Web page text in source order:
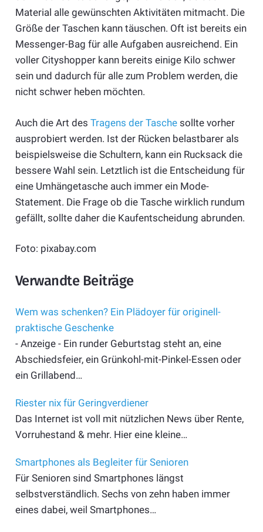
Material alle gewünschten Aktivitäten mitmacht. Die
Größe der Taschen kann täuschen. Oft ist bereits ein
Messenger-Bag für alle Aufgaben ausreichend. Ein
voller Cityshopper kann bereits einige Kilo schwer
sein und dadurch für alle zum Problem werden, die
nicht schwer heben möchten.
Auch die Art des Tragens der Taschesollte vorher
ausprobiert werden. Ist der Rücken belastbarer als
beispielsweise die Schultern, kann ein Rucksack die
bessere Wahl sein. Letztlich ist die Entscheidung für
eine Umhängetasche auch immer ein Mode-
Statement. Die Frage ob die Tasche wirklich rundum
gefällt, sollte daher die Kaufentscheidung abrunden.
Foto: pixabay.com
Verwandte Beiträge
Wem was schenken? Ein Plädoyer für originell-
praktische Geschenke
- Anzeige - Ein runder Geburtstag steht an, eine
Abschiedsfeier, ein Grünkohl-mit-Pinkel-Essen oder
ein Grillabend…
Riester nix für Geringverdiener
Das Internet ist voll mit nützlichen News über Rente,
Vorruhestand & mehr. Hier eine kleine…
Smartphones als Begleiter für Senioren
Für Senioren sind Smartphones längst
selbstverständlich. Sechs von zehn haben immer
eines dabei, weil Smartphones…